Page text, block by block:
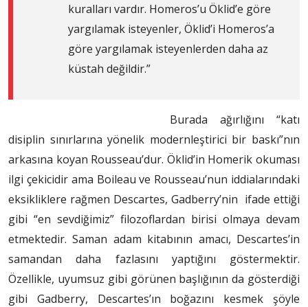
kuralları vardır. Homeros’u Öklid’e göre
yargılamak isteyenler, Öklid’i Homeros’a
göre yargılamak isteyenlerden daha az
küstah değildir.”
Burada ağırlığını “katı
disiplin sınırlarına yönelik modernleştirici bir baskı”nın
arkasına koyan Rousseau’dur. Öklid’in Homerik okuması
ilgi çekicidir ama Boileau ve Rousseau’nun iddialarındaki
eksikliklere rağmen Descartes, Gadberry’nin ifade ettiği
gibi “en sevdiğimiz” filozoflardan birisi olmaya devam
etmektedir. Saman adam kitabının amacı, Descartes’in
samandan daha fazlasını yaptığını göstermektir.
Özellikle, uyumsuz gibi görünen başlığının da gösterdiği
gibi Gadberry, Descartes’ın boğazını kesmek şöyle